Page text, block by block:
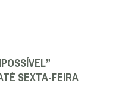
SEXTA-FEIRA